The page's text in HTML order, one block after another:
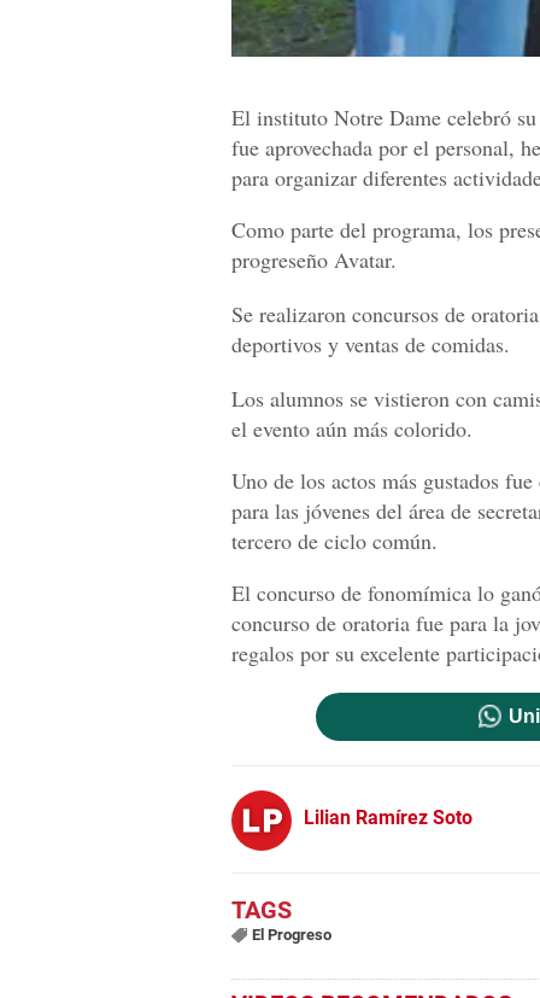
El instituto Notre Dame celebró
fue aprovechada por el personal,
para organizar diferentes
Como parte del programa, los
progreseño Avatar.
Se realizaron concursos de
deportivos y ventas de comidas.
Los alumnos se vistieron con
el evento aún más colorido.
Uno de los actos más gustados
para las jóvenes del área de
tercero de ciclo común.
El concurso de fonomímica lo
concurso de oratoria fue para la
regalos por su excelente
Lilian Ramírez Soto
El Progreso